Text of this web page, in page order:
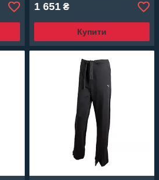
1 651 ₴
Купити